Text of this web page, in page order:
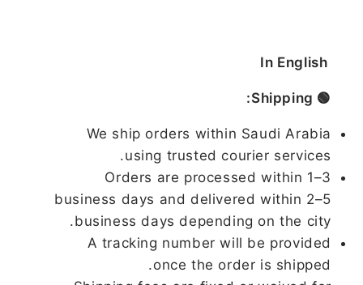
🟢 Shipping:
We ship orders within Saudi Arabia
using trusted courier services.
Orders are processed within 1–3
business days and delivered within 2–5
business days depending on the city.
A tracking number will be provided
once the order is shipped.